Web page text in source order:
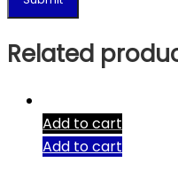
Related
Add to cart
Add to cart